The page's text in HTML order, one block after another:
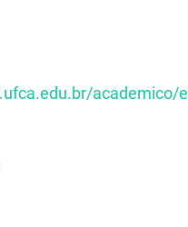
academico/